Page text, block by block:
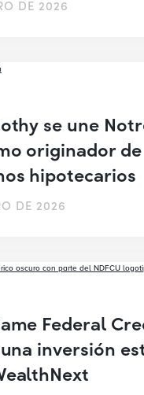
DE 2026
se une
originador de
hipotecarios
DE 2026
Federal
inversión